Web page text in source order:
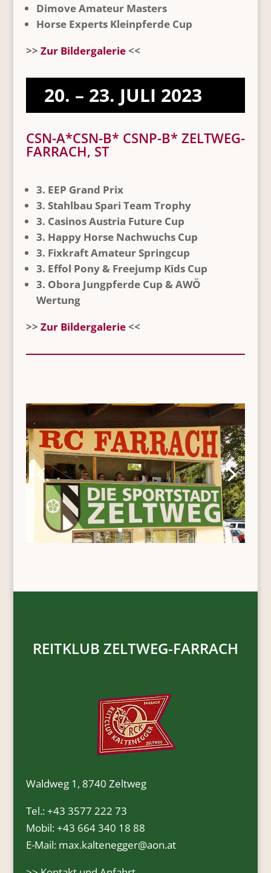
Dimove Amateur Masters
Horse Experts Kleinpferde Cup
>> Zur Bildergalerie<<
20. – 23. JULI 2023
CSN-A*CSN-B* CSNP-B* ZELTWEG-
FARRACH, ST
3. EEP Grand Prix
3. Stahlbau Spari Team Trophy
3. Casinos Austria Future Cup
3. Happy Horse Nachwuchs Cup
3. Fixkraft Amateur Springcup
3. Effol Pony & Freejump Kids Cup
3. Obora Jungpferde Cup & AWÖ
Wertung
>> Zur Bildergalerie<<
REITKLUB ZELTWEG-FARRACH
Waldweg 1, 8740 Zeltweg
Tel.:+43 3577 222 73
Mobil:+43 664 340 18 88
E-Mail: max.kaltenegger@aon.at